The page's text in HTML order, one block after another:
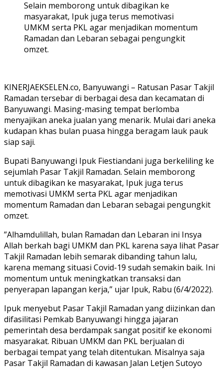
Selain memborong untuk dibagikan ke
masyarakat, Ipuk juga terus memotivasi
UMKM serta PKL agar menjadikan momentum
Ramadan dan Lebaran sebagai pengungkit
omzet.
KINERJAEKSELEN.co, Banyuwangi – Ratusan Pasar Takjil
Ramadan tersebar di berbagai desa dan kecamatan di
Banyuwangi. Masing-masing tempat berlomba
menyajikan aneka jualan yang menarik. Mulai dari aneka
kudapan khas bulan puasa hingga beragam lauk pauk
siap saji.
Bupati Banyuwangi Ipuk Fiestiandani juga berkeliling ke
sejumlah Pasar Takjil Ramadan. Selain memborong
untuk dibagikan ke masyarakat, Ipuk juga terus
memotivasi UMKM serta PKL agar menjadikan
momentum Ramadan dan Lebaran sebagai pengungkit
omzet.
”Alhamdulillah, bulan Ramadan dan Lebaran ini Insya
Allah berkah bagi UMKM dan PKL karena saya lihat Pasar
Takjil Ramadan lebih semarak dibanding tahun lalu,
karena memang situasi Covid-19 sudah semakin baik. Ini
momentum untuk meningkatkan transaksi dan
penyerapan lapangan kerja,” ujar Ipuk, Rabu (6/4/2022).
Ipuk menyebut Pasar Takjil Ramadan yang diizinkan dan
difasilitasi Pemkab Banyuwangi hingga jajaran
pemerintah desa berdampak sangat positif ke ekonomi
masyarakat. Ribuan UMKM dan PKL berjualan di
berbagai tempat yang telah ditentukan. Misalnya saja
Pasar Takjil Ramadan di kawasan Jalan Letjen Sutoyo